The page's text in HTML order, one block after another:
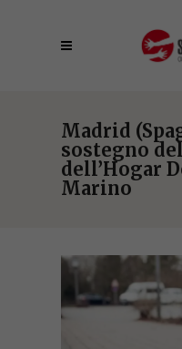
Madrid
sostegno
dell’Hogar
Marino